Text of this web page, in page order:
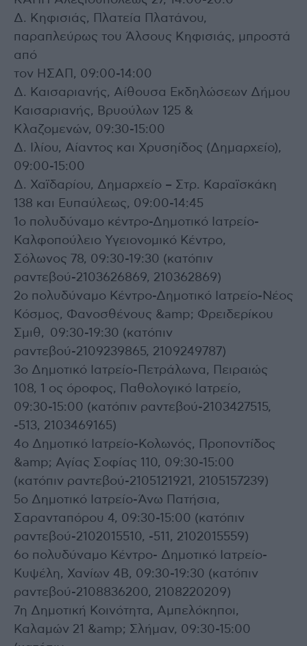
Δ. Κηφισιάς, Πλατεία Πλατάνου,
παραπλεύρως του Άλσους Κηφισιάς, μπροστά
από
τον ΗΣΑΠ, 09:00-14:00
Δ. Καισαριανής, Αίθουσα Εκδηλώσεων Δήμου
Καισαριανής, Βρυούλων 125 &
Κλαζομενών, 09:30-15:00
Δ. Ιλίου, Αίαντος και Χρυσηίδος (Δημαρχείο),
09:00-15:00
Δ. Χαϊδαρίου, Δημαρχείο – Στρ. Καραϊσκάκη
138 και Ευπαύλεως, 09:00-14:45
1ο πολυδύναμο κέντρο-Δημοτικό Ιατρείο-
Καλφοπούλειο Υγειονομικό Κέντρο,
Σόλωνος 78, 09:30-19:30 (κατόπιν
ραντεβού-2103626869, 210362869)
2ο πολυδύναμο Κέντρο-Δημοτικό Ιατρείο-Νέος
Κόσμος, Φανοσθένους &amp; Φρειδερίκου
Σμιθ, 09:30-19:30 (κατόπιν
ραντεβού-2109239865, 2109249787)
3ο Δημοτικό Ιατρείο-Πετράλωνα, Πειραιώς
108, 1 ος όροφος, Παθολογικό Ιατρείο,
09:30-15:00 (κατόπιν ραντεβού-2103427515,
-513, 2103469165)
4ο Δημοτικό Ιατρείο-Κολωνός, Προποντίδος
&amp; Αγίας Σοφίας 110, 09:30-15:00
(κατόπιν ραντεβού-2105121921, 2105157239)
5ο Δημοτικό Ιατρείο-Άνω Πατήσια,
Σαρανταπόρου 4, 09:30-15:00 (κατόπιν
ραντεβού-2102015510, -511, 2102015559)
6ο πολυδύναμο Κέντρο- Δημοτικό Ιατρείο-
Κυψέλη, Χανίων 4Β, 09:30-19:30 (κατόπιν
ραντεβού-2108836200, 2108220209)
7η Δημοτική Κοινότητα, Αμπελόκηποι,
Καλαμών 21 &amp; Σλήμαν, 09:30-15:00